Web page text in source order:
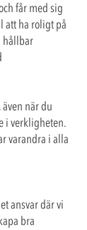
får med sig
att ha roligt på
hållbar
när du
i verkligheten.
varandra i alla
ansvar där vi
bra